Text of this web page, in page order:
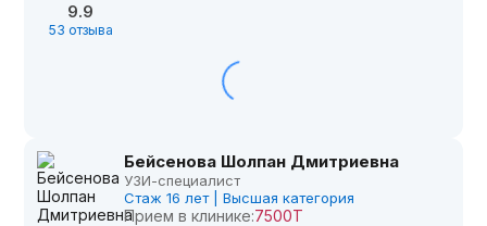
9.9
53 отзыва
Бейсенова Шолпан Дмитриевна
УЗИ-специалист
Стаж 16 лет | Высшая категория
Прием в клинике:7500Т